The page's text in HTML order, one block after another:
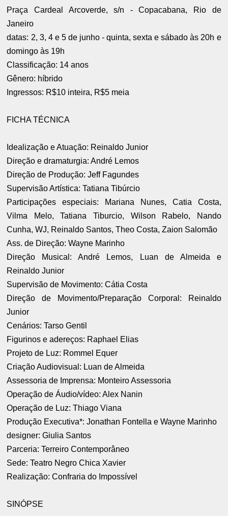
Praça Cardeal Arcoverde, s/n - Copacabana, Rio de
Janeiro
datas: 2, 3, 4 e 5 de junho - quinta, sexta e sábado às 20h e
domingo às 19h
Classificação: 14 anos
Gênero: híbrido
Ingressos: R$10 inteira, R$5 meia
FICHA TÉCNICA
Idealização e Atuação: Reinaldo Junior
Direção e dramaturgia: André Lemos
Direção de Produção: Jeff Fagundes
Supervisão Artística: Tatiana Tibúrcio
Participações especiais: Mariana Nunes, Catia Costa,
Vilma Melo, Tatiana Tiburcio, Wilson Rabelo, Nando
Cunha, WJ, Reinaldo Santos, Theo Costa, Zaion Salomão
Ass. de Direção: Wayne Marinho
Direção Musical: André Lemos, Luan de Almeida e
Reinaldo Junior
Supervisão de Movimento: Cátia Costa
Direção de Movimento/Preparação Corporal: Reinaldo
Junior
Cenários: Tarso Gentil
Figurinos e adereços: Raphael Elias
Projeto de Luz: Rommel Equer
Criação Audiovisual: Luan de Almeida
Assessoria de Imprensa: Monteiro Assessoria
Operação de Áudio/vídeo: Alex Nanin
Operação de Luz: Thiago Viana
Produção Executiva*: Jonathan Fontella e Wayne Marinho
designer: Giulia Santos
Parceria: Terreiro Contemporâneo
Sede: Teatro Negro Chica Xavier
Realização: Confraria do Impossível
SINÓPSE